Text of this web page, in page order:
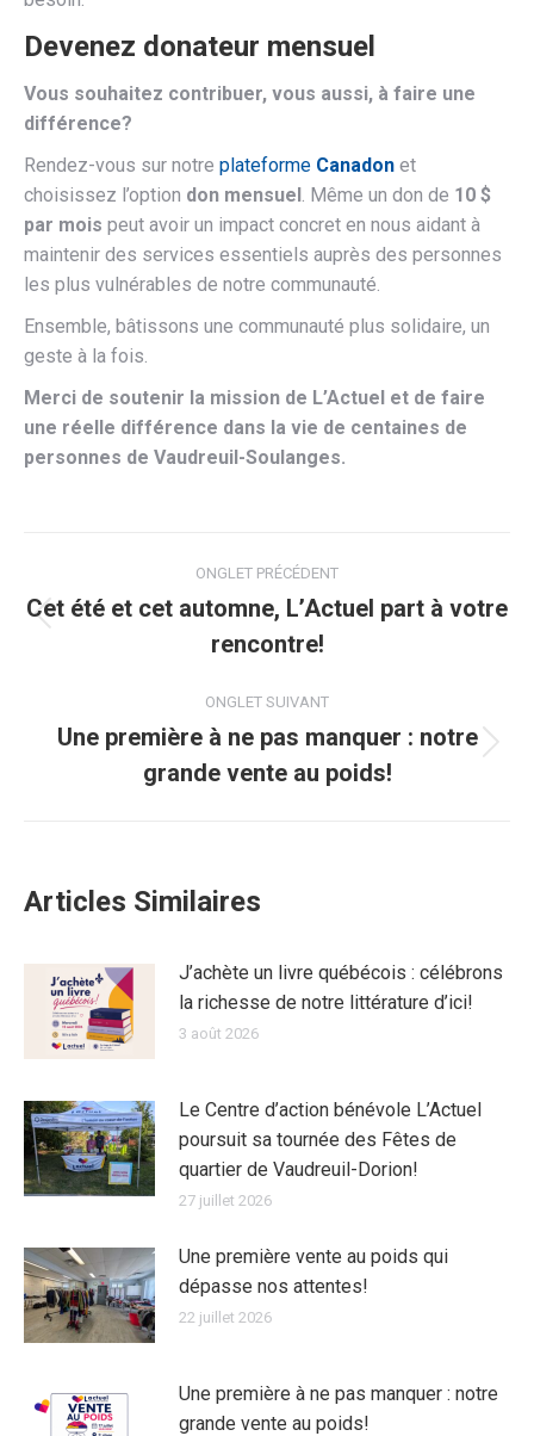
Devenez donateur mensuel
Vous souhaitez contribuer, vous aussi, à faire une
différence?
Rendez-vous sur notre plateforme Canadon et
choisissez l’option don mensuel. Même un don de 10 $
par mois peut avoir un impact concret en nous aidant à
maintenir des services essentiels auprès des personnes
les plus vulnérables de notre communauté.
Ensemble, bâtissons une communauté plus solidaire, un
geste à la fois.
Merci de soutenir la mission de L’Actuel et de faire
une réelle différence dans la vie de centaines de
personnes de Vaudreuil-Soulanges.
Navigation
de
commentaire
ONGLET PRÉCÉDENT
Onglet
précédent
Cet été et cet automne, L’Actuel part à votre
rencontre!
ONGLET SUIVANT
suivant
Une première à ne pas manquer : notre
grande vente au poids!
Articles Similaires
J’achète un livre québécois : célébrons
la richesse de notre littérature d’ici!
3 août 2026
Le Centre d’action bénévole L’Actuel
poursuit sa tournée des Fêtes de
quartier de Vaudreuil-Dorion!
27 juillet 2026
Une première vente au poids qui
dépasse nos attentes!
22 juillet 2026
Une première à ne pas manquer : notre
grande vente au poids!